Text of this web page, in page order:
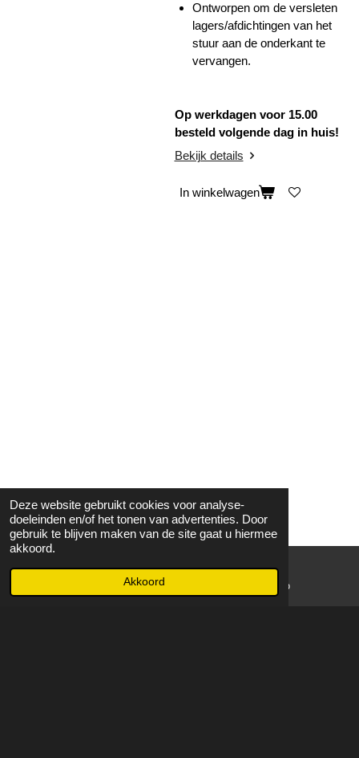
Deze website gebruikt cookies voor analyse-
doeleinden en/of het tonen van advertenties. Door
gebruik te blijven maken van de site gaat u hiermee
akkoord.
Akkoord
Ontworpen om de versleten
lagers/afdichtingen van het
stuur aan de onderkant te
vervangen.
Op werkdagen voor 15.00
besteld volgende dag in huis!
Bekijk details
In winkelwagen
WhatsApp